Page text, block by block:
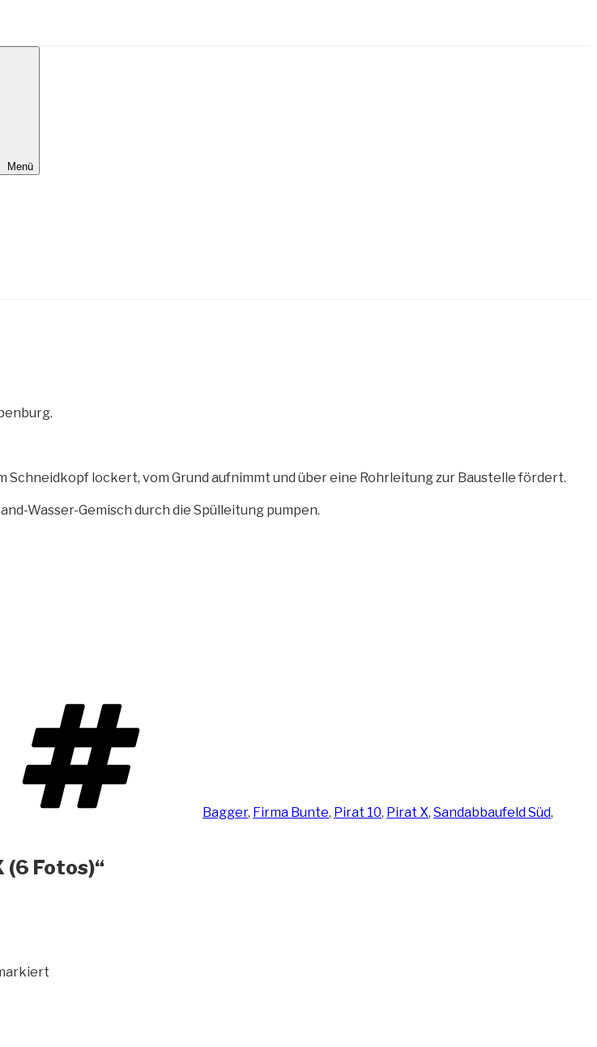
Menü
Schneidkopf lockert, vom Grund aufnimmt und über eine Rohrleitung zur Baustelle fördert.
Wasser-Gemisch durch die Spülleitung pumpen.
Bagger, Firma Bunte, Pirat 10, Pirat X, Sandabbaufeld Süd,
Fotos)“